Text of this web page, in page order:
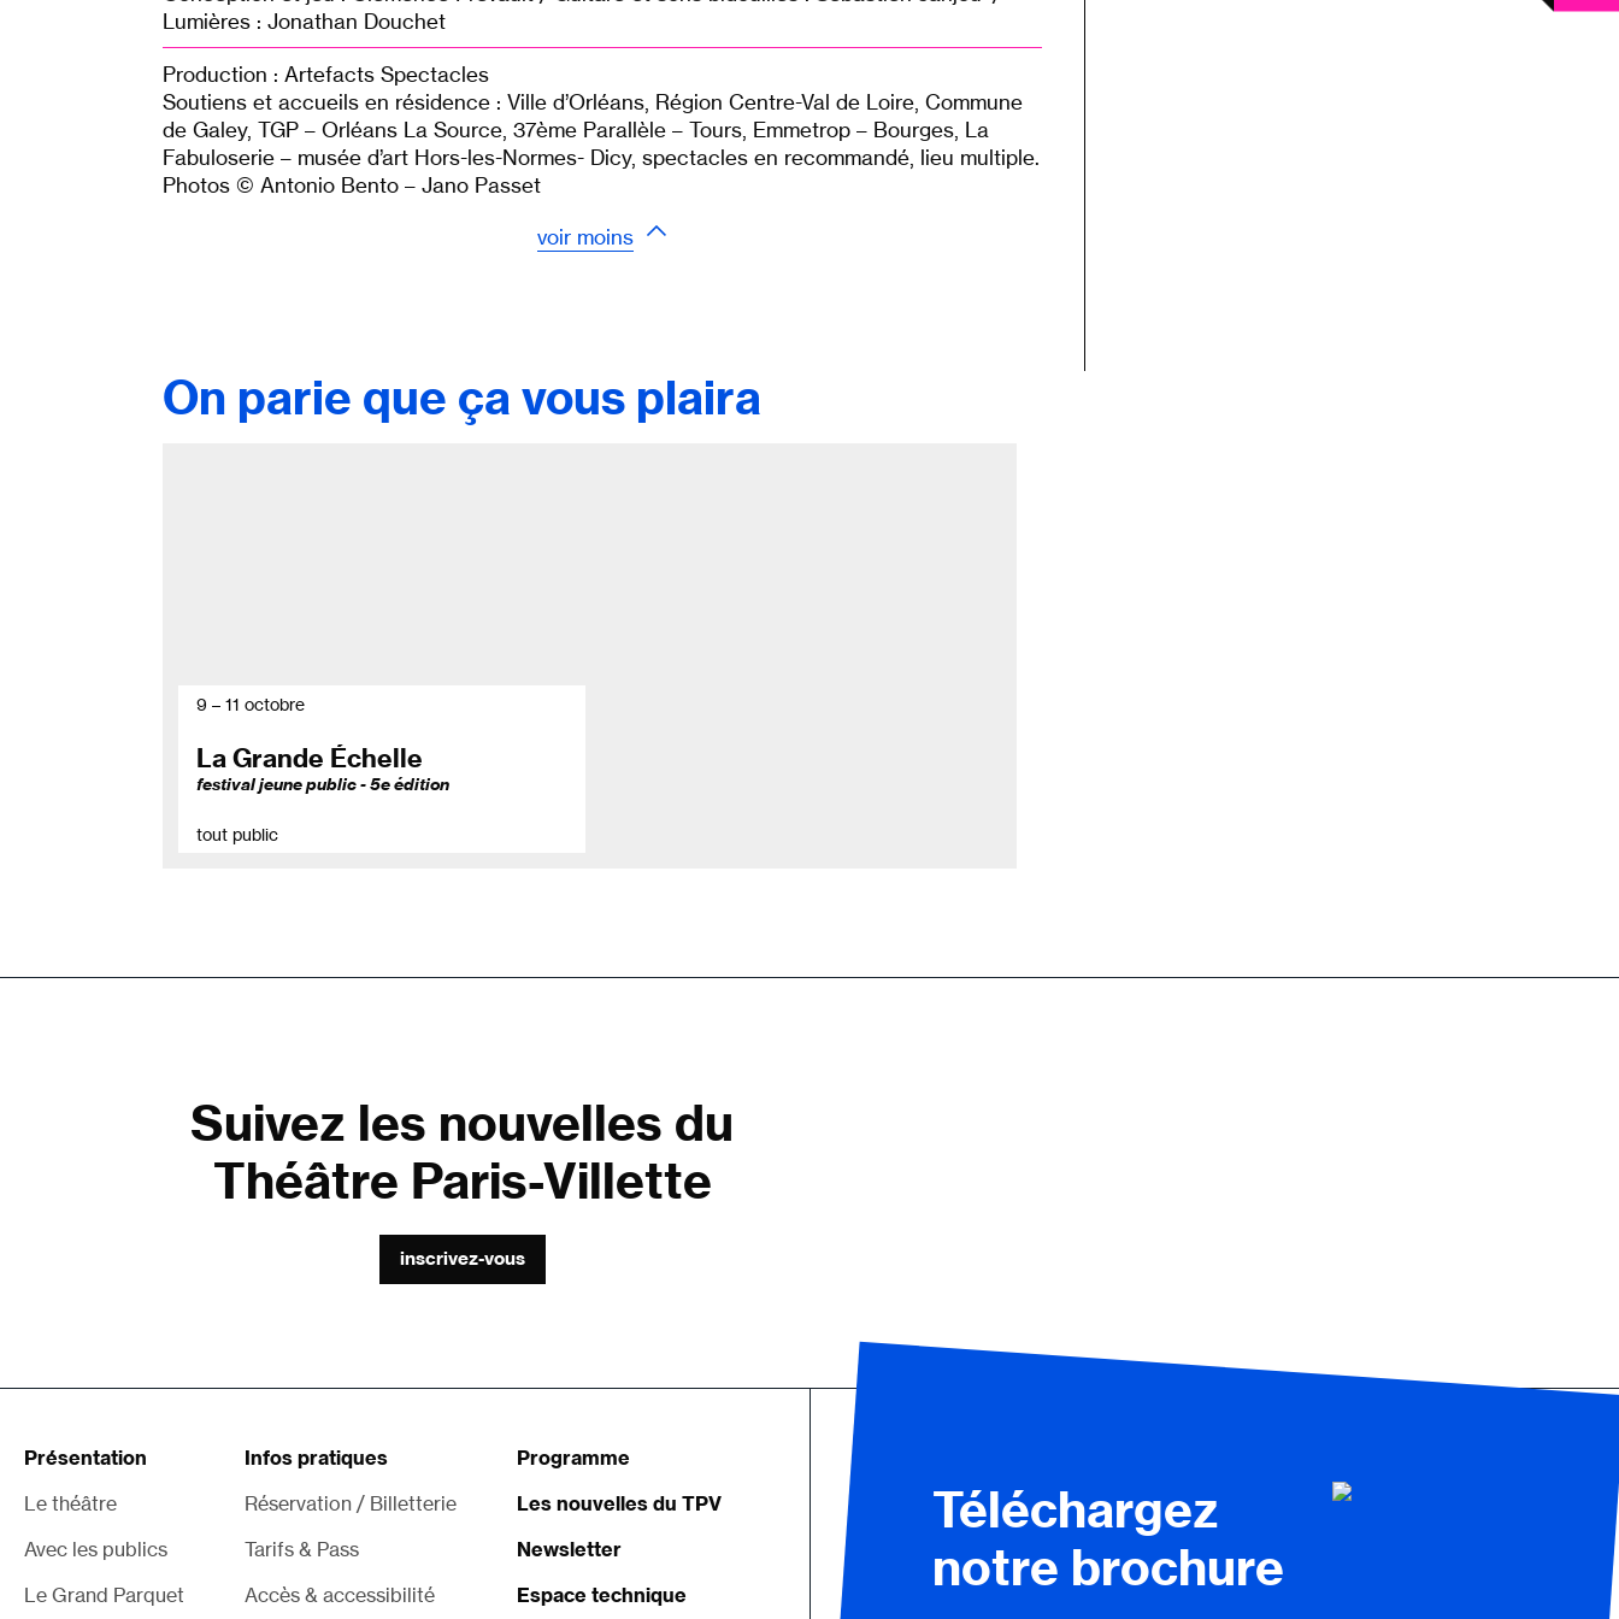
Lumières : Jonathan Douchet
Production : Artefacts Spectacles
Soutiens et accueils en résidence : Ville d’Orléans, Région Centre-Val de Loire, Commune
de Galey, TGP – Orléans La Source, 37ème Parallèle – Tours, Emmetrop – Bourges, La
Fabuloserie – musée d’art Hors-les-Normes- Dicy, spectacles en recommandé, lieu multiple.
Photos © Antonio Bento – Jano Passet
voir moins
On parie que ça vous plaira
9 – 11 octobre
La Grande Échelle
festival jeune public - 5e édition
tout public
Suivez les nouvelles du
Théâtre Paris-Villette
inscrivez-vous
Présentation
Le théâtre
Avec les publics
Le Grand Parquet
Infos pratiques
Réservation / Billetterie
Tarifs & Pass
Accès & accessibilité
Programme
Les nouvelles du TPV
Newsletter
Espace technique
Téléchargez
notre brochure